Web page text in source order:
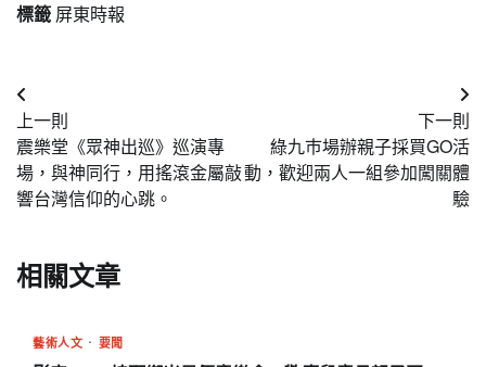
標籤 屏東時報
文
章
導
覽
上一則
震樂堂《眾神出巡》巡演專
場，與神同行，用搖滾金屬敲
響台灣信仰的心跳。
下一則
綠九巿場辦親子採買GO活
動，歡迎兩人一組參加闖關體
驗
相關文章
藝術人文 要聞